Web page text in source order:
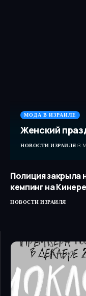
МОДА В ИЗРАИЛЕ
Женский
НОВОСТИ ИЗРАИЛЯ 3
Полиция закрыла
кемпинг на
НОВОСТИ ИЗРАИЛЯ